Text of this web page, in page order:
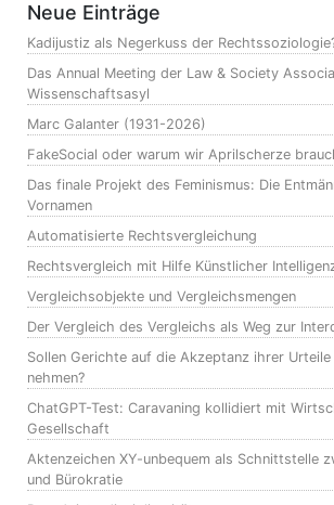
Neue Einträge
Kadijustiz als Negerkuss der
Das Annual Meeting der Law & Society
Wissenschaftsasyl
Marc Galanter (1931-2026)
FakeSocial oder warum wir Aprilscherze
Das finale Projekt des Feminismus: Die
Vornamen
Automatisierte Rechtsvergleichung
Rechtsvergleich mit Hilfe Künstlicher
Vergleichsobjekte und Vergleichsmengen
Der Vergleich des Vergleichs als Weg zur
Sollen Gerichte auf die Akzeptanz ihrer Urteile
nehmen?
ChatGPT-Test: Caravaning kollidiert mit
Gesellschaft
Aktenzeichen XY-unbequem als Schnittstelle
und Bürokratie